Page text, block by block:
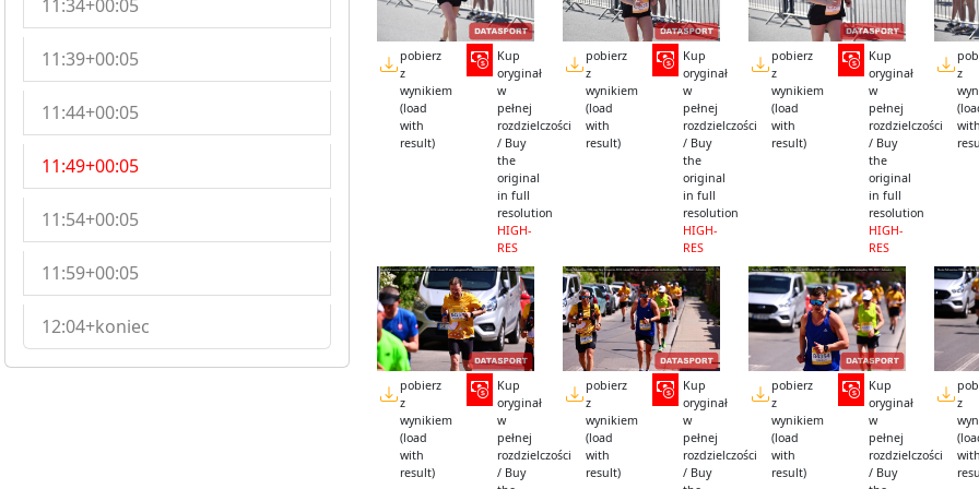
11:34+00:05
11:39+00:05
11:44+00:05
11:49+00:05
11:54+00:05
11:59+00:05
12:04+koniec
pobierz
z
wynikiem
(load
with
result)
Kup
oryginał
w
pełnej
rozdzielczości
/ Buy
the
original
in full
resolution
HIGH-
RES
pobierz
z
wynikiem
(load
with
result)
Kup
oryginał
w
pełnej
rozdzielczości
/ Buy
the
original
in full
resolution
HIGH-
RES
pobierz
z
wynikiem
(load
with
result)
Kup
oryginał
w
pełnej
rozdzielczości
/ Buy
the
original
in full
resolution
HIGH-
RES
z
with
pobierz
z
wynikiem
(load
with
result)
Kup
oryginał
w
pełnej
rozdzielczości
/ Buy
pobierz
z
wynikiem
(load
with
result)
Kup
oryginał
w
pełnej
rozdzielczości
/ Buy
pobierz
z
wynikiem
(load
with
result)
Kup
oryginał
w
pełnej
rozdzielczości
/ Buy
z
with